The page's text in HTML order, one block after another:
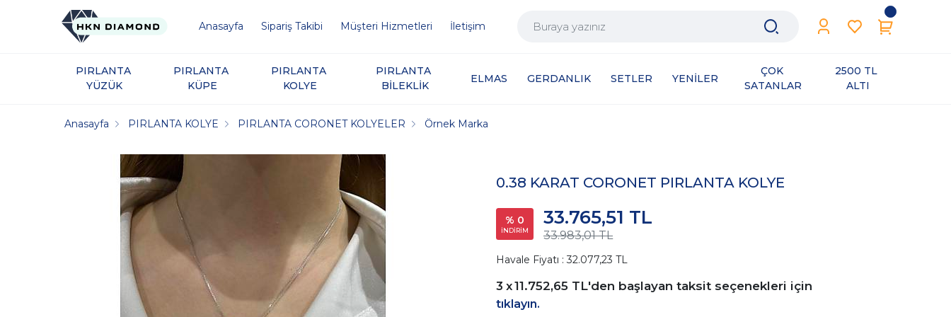
Anasayfa Sipariş Takibi Müşteri Hizmetleri İletişim
PIRLANTA
YÜZÜK
PIRLANTA
KÜPE
PIRLANTA
KOLYE
PIRLANTA
BİLEKLİK
ELMAS GERDANLIK SETLER YENİLER
ÇOK
SATANLAR
2500 TL
ALTI
Anasayfa PIRLANTA KOLYE PIRLANTA CORONET KOLYELER Örnek Marka
0.38 KARAT CORONET PIRLANTA KOLYE
% 0
İNDİRİM 33.983,01 TL
33.765,51 TL
Havale Fiyatı : 32.077,23 TL
11.752,65 TL'den başlayan taksit seçenekleri için
tıklayın.